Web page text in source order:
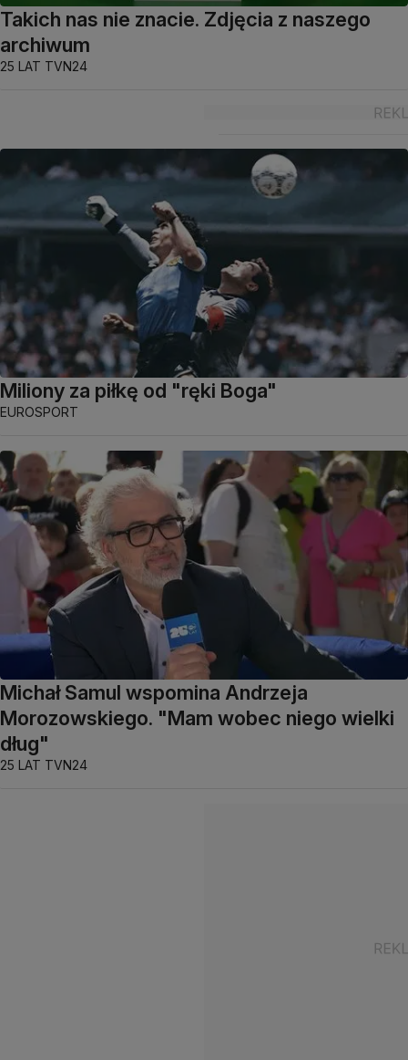
Takich nas nie znacie. Zdjęcia z naszego
archiwum
25 LAT TVN24
Miliony za piłkę od "ręki Boga"
EUROSPORT
Michał Samul wspomina Andrzeja
Morozowskiego. "Mam wobec niego wielki
dług"
25 LAT TVN24